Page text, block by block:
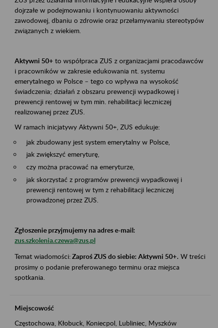
dojrzałe w podejmowaniu i kontynuowaniu aktywności
zawodowej, dbaniu o zdrowie oraz przełamywaniu stereotypów
związanych z wiekiem.
Aktywni 50+ to współpraca ZUS z organizacjami pracodawców
i pracowników w zakresie edukowania nt. systemu
emerytalnego w Polsce – tego co wpływa na wysokość
świadczenia; działań z obszaru prewencji wypadkowej i
prewencji rentowej w tym min. rehabilitacji leczniczej
realizowanej przez ZUS.
W ramach inicjatywy Aktywni 50+, ZUS edukuje:
jak zbudowany jest system emerytalny w Polsce,
jak zwiększyć emeryturę,
czy można pracować na emeryturze,
jak skorzystać z programów prewencji wypadkowej i
prewencji rentowej w tym z rehabilitacji leczniczej
prowadzonej przez ZUS.
Zgłoszenie przyjmujemy na adres e-mail:
zus.szkolenia.czewa@zus.pl
Temat wiadomości:Zaproś ZUS do siebie: Aktywni 50+. W treści
prosimy o podanie preferowanego terminu oraz miejsca
spotkania.
Miejscowość
Częstochowa, Kłobuck, Koniecpol, Lubliniec, Myszków